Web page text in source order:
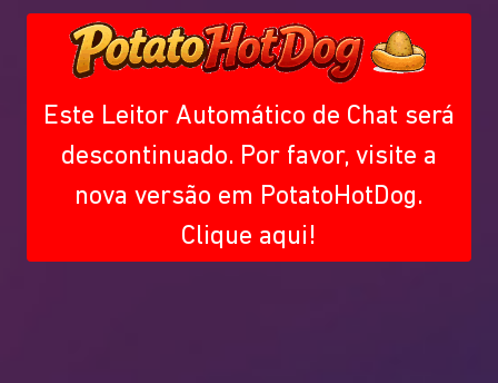
Este Leitor Automático de Chat será
descontinuado. Por favor, visite a
nova versão em PotatoHotDog.
Clique aqui!